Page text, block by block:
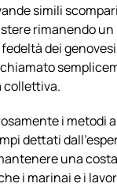
simili
rimanendo
dei
collettiva.
i metodi
dettati
una
i marinai e i